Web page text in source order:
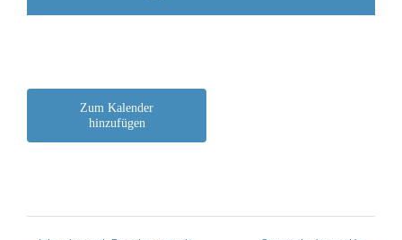
Zum Kalender
hinzufügen